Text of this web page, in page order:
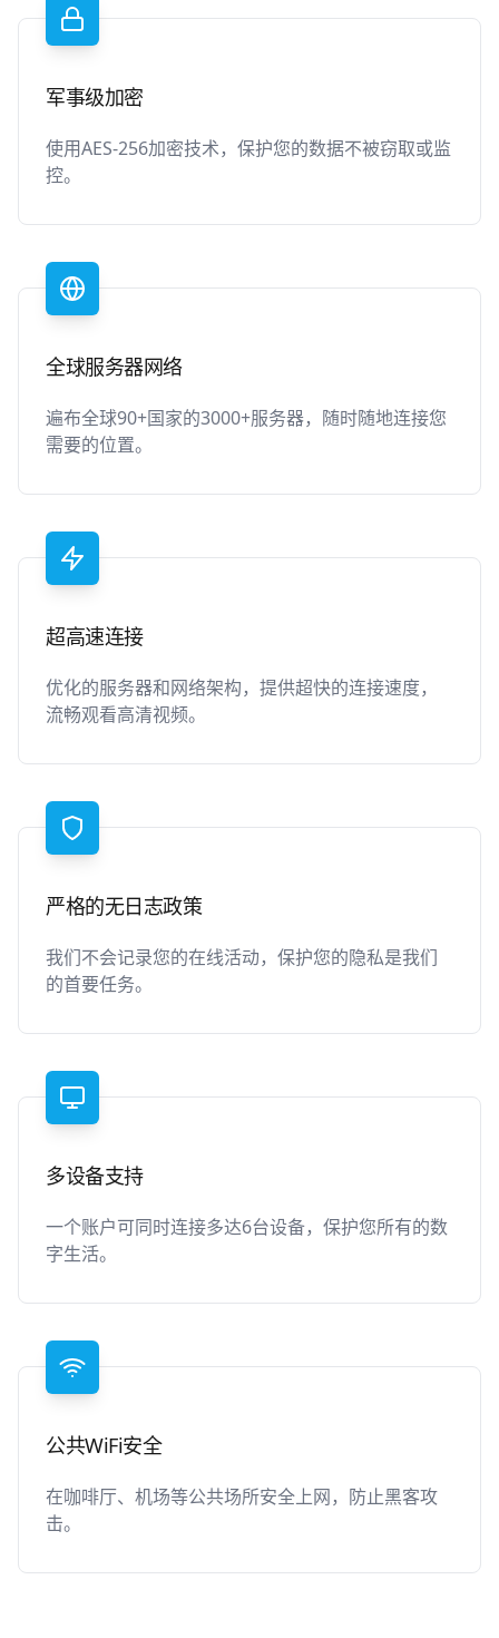
军事级加密
使用AES-256加密技术，保护您的数据不被窃取或监
控。
全球服务器网络
遍布全球90+国家的3000+服务器，随时随地连接您
需要的位置。
超高速连接
优化的服务器和网络架构，提供超快的连接速度，
流畅观看高清视频。
严格的无日志政策
我们不会记录您的在线活动，保护您的隐私是我们
的首要任务。
多设备支持
一个账户可同时连接多达6台设备，保护您所有的数
字生活。
公共WiFi安全
在咖啡厅、机场等公共场所安全上网，防止黑客攻
击。